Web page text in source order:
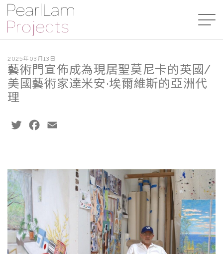
2025年03月13日
藝術門宣佈成為現居聖莫尼卡的英國/
美國藝術家達米安·埃爾維斯的亞洲代
理
TwitterFacebook